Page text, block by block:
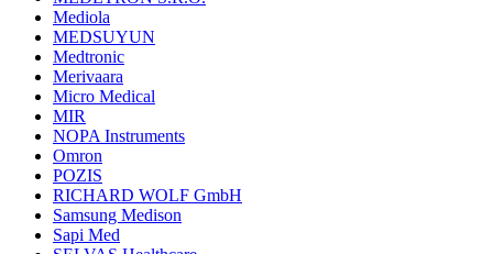
Mediola
MEDSUYUN
Medtronic
Merivaara
Micro Medical
MIR
NOPA Instruments
Omron
POZIS
RICHARD WOLF GmbH
Samsung Medison
Sapi Med